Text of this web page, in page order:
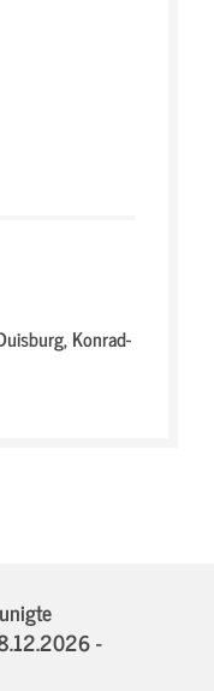
Konrad-
-